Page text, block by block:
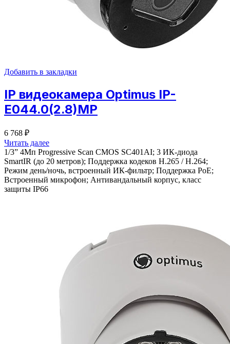
Добавить в закладки
IP видеокамера Optimus IP-
E044.0(2.8)MP
6 768 ₽
Читать далее
1/3” 4Мп Progressive Scan CMOS SC401AI; 3 ИК-диода
SmartIR (до 20 метров); Поддержка кодеков H.265 / H.264;
Режим день/ночь, встроенный ИК-фильтр; Поддержка PoE;
Встроенный микрофон; Антивандальный корпус, класс
защиты IР66